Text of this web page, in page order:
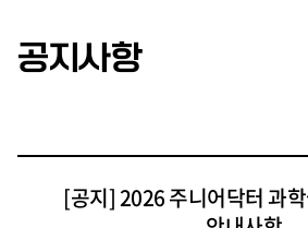
공지사항
[공지] 2026 주니어닥터 과